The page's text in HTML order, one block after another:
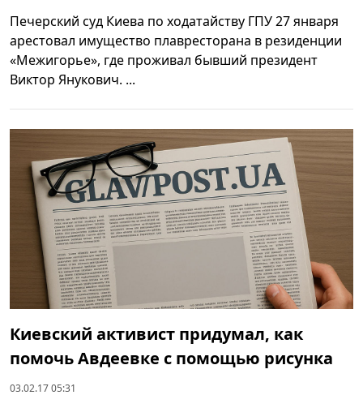
Печерский суд Киева по ходатайству ГПУ 27 января
арестовал имущество плавресторана в резиденции
«Межигорье», где проживал бывший президент
Виктор Янукович. ...
Киевский активист придумал, как
помочь Авдеевке с помощью рисунка
03.02.17 05:31